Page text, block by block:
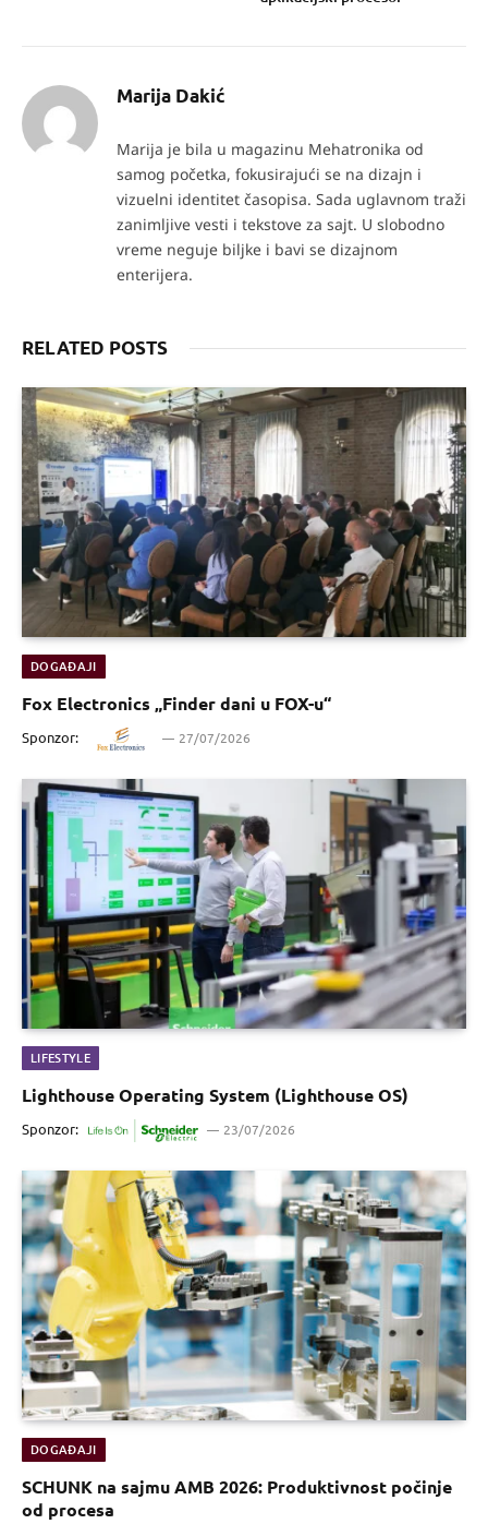
Marija Dakić
Marija je bila u magazinu Mehatronika od
samog početka, fokusirajući se na dizajn i
vizuelni identitet časopisa. Sada uglavnom traži
zanimljive vesti i tekstove za sajt. U slobodno
vreme neguje biljke i bavi se dizajnom
enterijera.
RELATED POSTS
DOGAĐAJI
Fox Electronics „Finder dani u FOX-u“
Sponzor: 27/07/2026
LIFESTYLE
Lighthouse Operating System (Lighthouse OS)
Sponzor: 23/07/2026
DOGAĐAJI
SCHUNK na sajmu AMB 2026: Produktivnost počinje
od procesa